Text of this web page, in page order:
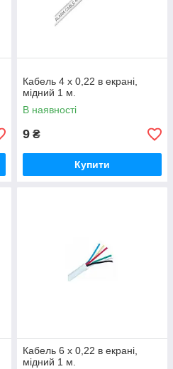
Кабель 4 х 0,22 в екрані,
мідний 1 м.
В наявності
9 ₴
Купити
Кабель 6 х 0,22 в екрані,
мідний 1 м.